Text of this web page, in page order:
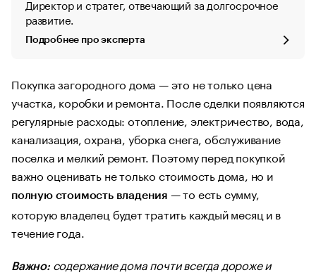
Директор и стратег, отвечающий за долгосрочное
развитие.
Подробнее про эксперта
Покупка загородного дома — это не только цена
участка, коробки и ремонта. После сделки появляются
регулярные расходы: отопление, электричество, вода,
канализация, охрана, уборка снега, обслуживание
поселка и мелкий ремонт. Поэтому перед покупкой
важно оценивать не только стоимость дома, но и
полную стоимость владения — то есть сумму,
которую владелец будет тратить каждый месяц и в
течение года.
Важно:содержание дома почти всегда дороже и